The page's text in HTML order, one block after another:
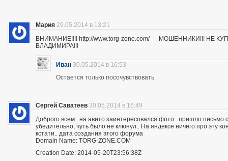
Мария 29.05.2014 в 13:21
ВНИМАНИЕ!!!! http://www.torg-zone.com/ — МОШЕННИКИ!!! НЕ
ВЛАДИМИРА!!!
Иван 30.05.2014 в 16:53
Остается только посочувствовать.
Сергей Саватеев 30.05.2014 в 16:49
Доброго всем.. на авито заинтересовался фото.. пришло
убедительно, чуть было не клюнул.. На яндексе ничего про
кстати.. дата создания этого форума
Domain Name: TORG-ZONE.COM
Creation Date: 2014-05-20T23:56:38Z